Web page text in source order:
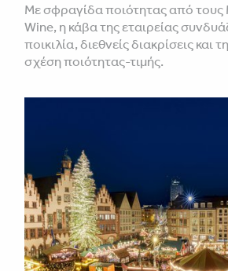
Με σφραγίδα ποιότητας από τους
Wine, η κάβα της εταιρείας
ποικιλία, διεθνείς διακρίσεις και
σχέση ποιότητας-τιμής.